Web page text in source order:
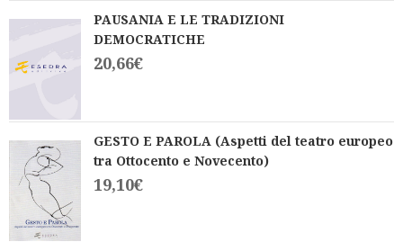
PAUSANIA E LE TRADIZIONI
DEMOCRATICHE
20,66€
GESTO E PAROLA (Aspetti del teatro europeo
tra Ottocento e Novecento)
19,10€